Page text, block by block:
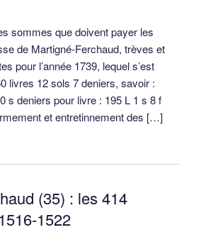
sommes que doivent payer les
de Martigné-Ferchaud, trèves et
pour l’année 1739, lequel s’est
livres 12 sols 7 deniers, savoir :
s deniers pour livre : 195 L 1 s 8 f
et entretinnement des […]
(35) : les 414
1522